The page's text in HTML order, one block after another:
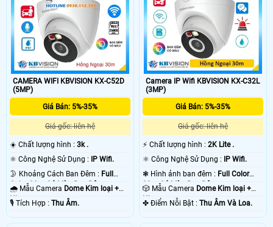
CAMERA WIFI KBVISION KX-C52D
(5MP)
Giá Bán: 5%-35%
Giá gốc: liên hệ
☀️ Chất lượng hình : 3k .
⚛️ Công Nghệ Sử Dụng : IP Wifi.
🌛 Khoảng Cách Ban Đêm : Full
Color 30m Có Màu Ban Ðêm.
🌧️ Mẫu Camera Dome Kim loại +
Nhựa.
️🎙 Tích Hợp : Thu Âm.
Camera IP Wifi KBVISION KX-C32L
(3MP)
Giá Bán: 5%-35%
Giá gốc: liên hệ
️⚡ Chất lượng hình :2K Lite .
⚛️ Công Nghệ Sử Dụng : IP Wifi.
❃ Hình ảnh ban đêm : Full Color
30m Có Màu Ban Ðêm.
🎲 Mẫu Camera Dome Kim loại +
Nhựa.
️✤ Điểm Nỗi Bật :Thu Âm Và Loa.